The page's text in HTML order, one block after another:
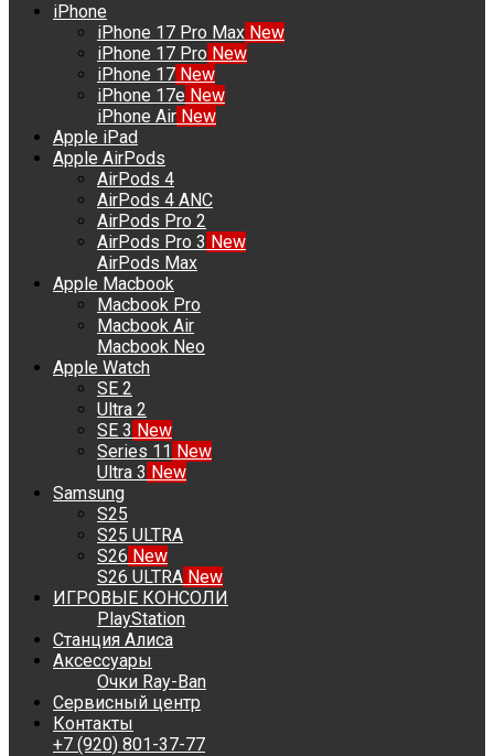
iPhone
iPhone 17 Pro Max New
iPhone 17 Pro New
iPhone 17 New
iPhone 17e New
iPhone Air New
Apple iPad
Apple AirPods
AirPods 4
AirPods 4 ANC
AirPods Pro 2
AirPods Pro 3 New
AirPods Max
Apple Macbook
Macbook Pro
Macbook Air
Macbook Neo
Apple Watch
SE 2
Ultra 2
SE 3 New
Series 11 New
Ultra 3 New
Samsung
S25
S25 ULTRA
S26 New
S26 ULTRA New
ИГРОВЫЕ КОНСОЛИ
PlayStation
Станция Алиса
Аксессуары
Очки Ray-Ban
Сервисный центр
Контакты
+7 (920) 801-37-77